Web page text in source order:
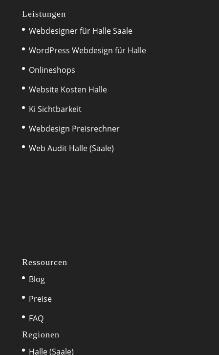
Leistungen
Webdesigner für Halle Saale
WordPress Webdesign für Halle
Onlineshops
Website Kosten Halle
Ki Sichtbarkeit
Webdesign Preisrechner
Web Audit Halle (Saale)
Ressourcen
Blog
Preise
FAQ
Regionen
Halle (Saale)